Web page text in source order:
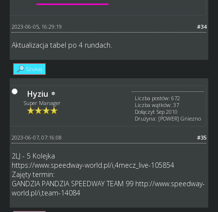
#34
2023-06-05, 16:29:19
Aktualizacja tabel po 4 rundach.
Szukaj
Hyziu
Super Manager
Liczba postów: 672
Liczba wątków: 37
Dołączył: Sep 2010
Drużyna: [POWER] Gniezno
#35
2023-06-07, 07:16:08
2LJ - 5 Kolejka
https://www.speedway-world.pl/i,4mecz_live-105854
Zajęty termin:
GANDZIA PANDZIA SPEEDWAY TEAM 99 http://www.speedway-
world.pl/i,team-14084